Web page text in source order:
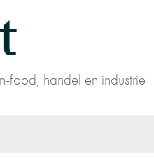
food, handel en industrie